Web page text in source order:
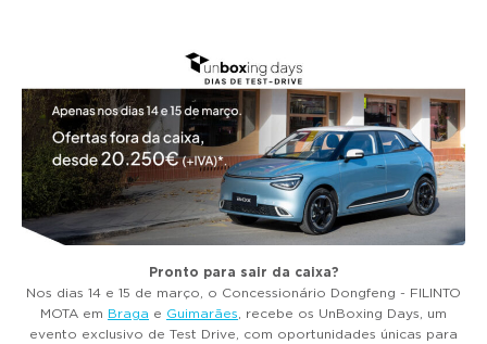
i
o
n
Pronto para sair da caixa?
Nos dias 14 e 15 de março, o Concessionário Dongfeng - FILINTO
MOTA em Braga e Guimarães, recebe os UnBoxing Days, um
evento exclusivo de Test Drive, com oportunidades únicas para